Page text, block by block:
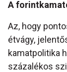
A
Az, hogy
étvágy,
kamatpolitika
százalékos